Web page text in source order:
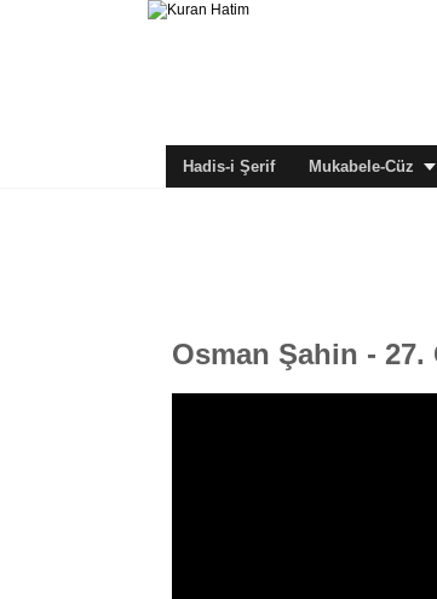
Hadis-i Şerif Mukabele-Cüz
Osman Şahin - 27.